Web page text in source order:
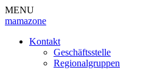
MENU
mamazone
Kontakt
Geschäftsstelle
Regionalgruppen